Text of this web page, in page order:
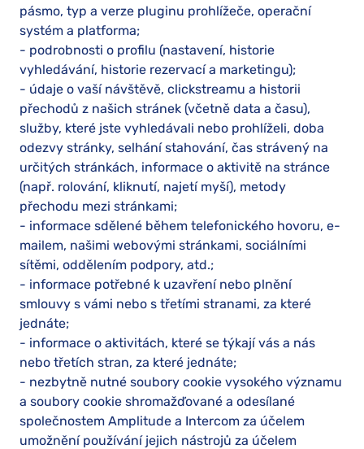
pásmo, typ a verze pluginu prohlížeče, operační
systém a platforma;
- podrobnosti o profilu (nastavení, historie
vyhledávání, historie rezervací a marketingu);
- údaje o vaší návštěvě, clickstreamu a historii
přechodů z našich stránek (včetně data a času),
služby, které jste vyhledávali nebo prohlíželi, doba
odezvy stránky, selhání stahování, čas strávený na
určitých stránkách, informace o aktivitě na stránce
(např. rolování, kliknutí, najetí myší), metody
přechodu mezi stránkami;
- informace sdělené během telefonického hovoru, e-
mailem, našimi webovými stránkami, sociálními
sítěmi, oddělením podpory, atd.;
- informace potřebné k uzavření nebo plnění
smlouvy s vámi nebo s třetími stranami, za které
jednáte;
- informace o aktivitách, které se týkají vás a nás
nebo třetích stran, za které jednáte;
- nezbytně nutné soubory cookie vysokého významu
a soubory cookie shromažďované a odesílané
společnostem Amplitude a Intercom za účelem
umožnění používání jejich nástrojů za účelem